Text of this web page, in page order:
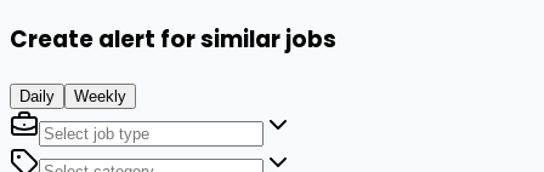
Create alert for similar jobs
Daily Weekly